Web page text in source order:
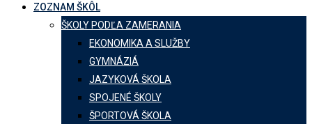
ZOZNAM ŠKÔL
ŠKOLY PODĽA ZAMERANIA
EKONOMIKA A SLUŽBY
GYMNÁZIÁ
JAZYKOVÁ ŠKOLA
SPOJENÉ ŠKOLY
ŠPORTOVÁ ŠKOLA